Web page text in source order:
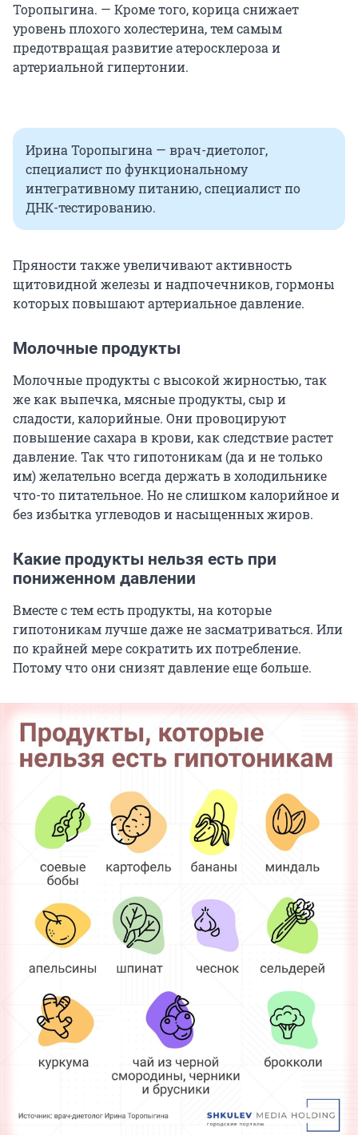
Торопыгина. — Кроме того, корица снижает
уровень плохого холестерина, тем самым
предотвращая развитие атеросклероза и
артериальной гипертонии.
Ирина Торопыгина — врач-диетолог,
специалист по функциональному
интегративному питанию, специалист по
ДНК-тестированию.
Пряности также увеличивают активность
щитовидной железы и надпочечников, гормоны
которых повышают артериальное давление.
Молочные продукты
Молочные продукты с высокой жирностью, так
же как выпечка, мясные продукты, сыр и
сладости, калорийные. Они провоцируют
повышение сахара в крови, как следствие растет
давление. Так что гипотоникам (да и не только
им) желательно всегда держать в холодильнике
что-то питательное. Но не слишком калорийное и
без избытка углеводов и насыщенных жиров.
Какие продукты нельзя есть при
пониженном давлении
Вместе с тем есть продукты, на которые
гипотоникам лучше даже не засматриваться. Или
по крайней мере сократить их потребление.
Потому что они снизят давление еще больше.